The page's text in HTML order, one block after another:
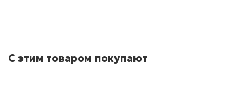
С этим товаром покупают